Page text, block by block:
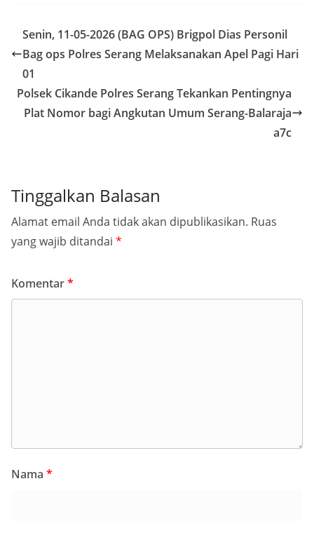
Senin, 11-05-2026 (BAG OPS) Brigpol Dias Personil
Bag ops Polres Serang Melaksanakan Apel Pagi Hari
01
Polsek Cikande ​Polres Serang Tekankan Pentingnya
Plat Nomor bagi Angkutan Umum Serang-Balaraja
a7c
Tinggalkan Balasan
Alamat email Anda tidak akan dipublikasikan. Ruas
yang wajib ditandai *
Komentar*
Nama *